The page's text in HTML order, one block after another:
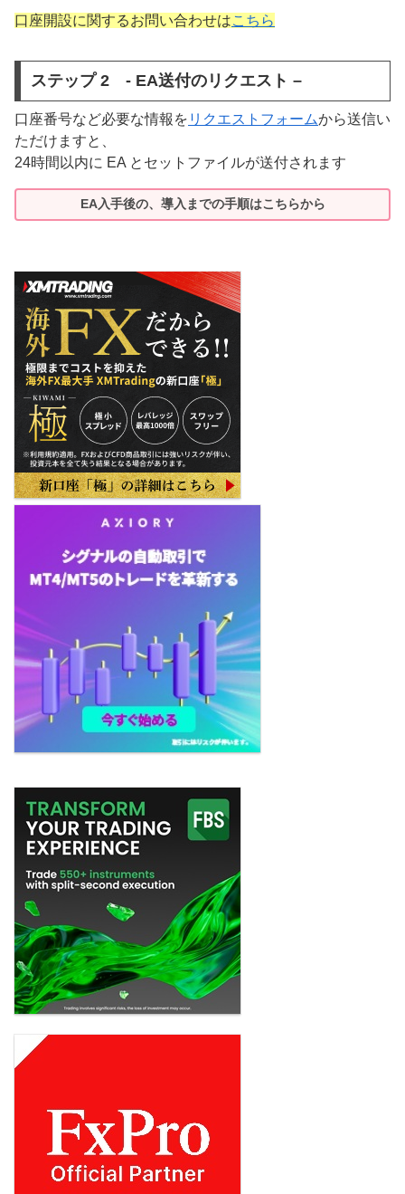
口座開設に関するお問い合わせはこちら
ステップ 2 - EA送付のリクエスト –
口座番号など必要な情報を リクエストフォームから送信い
ただけますと、
24時間以内に EA とセットファイルが送付されます
EA入手後の、導入までの手順はこちらから